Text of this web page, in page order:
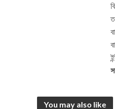
You may also like